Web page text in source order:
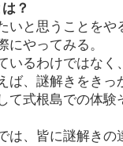
？
いと思うことを
にやってみる。
いるわけではな
ば、謎解きをき
て式根島での体
は、皆に謎解き